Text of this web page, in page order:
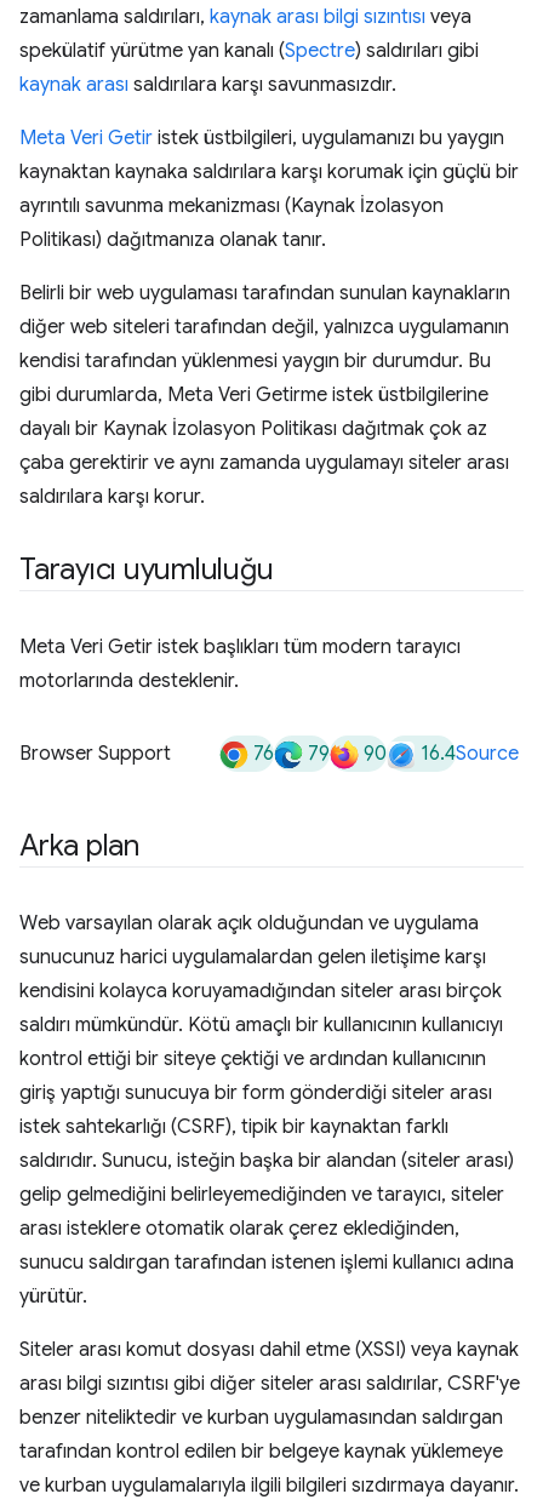
zamanlama saldırıları, kaynak arası bilgi sızıntısı veya
spekülatif yürütme yan kanalı (Spectre) saldırıları gibi
kaynak arası saldırılara karşı savunmasızdır.
Meta Veri Getir istek üstbilgileri, uygulamanızı bu yaygın
kaynaktan kaynaka saldırılara karşı korumak için güçlü bir
ayrıntılı savunma mekanizması (Kaynak İzolasyon
Politikası) dağıtmanıza olanak tanır.
Belirli bir web uygulaması tarafından sunulan kaynakların
diğer web siteleri tarafından değil, yalnızca uygulamanın
kendisi tarafından yüklenmesi yaygın bir durumdur. Bu
gibi durumlarda, Meta Veri Getirme istek üstbilgilerine
dayalı bir Kaynak İzolasyon Politikası dağıtmak çok az
çaba gerektirir ve aynı zamanda uygulamayı siteler arası
saldırılara karşı korur.
Tarayıcı uyumluluğu
Meta Veri Getir istek başlıkları tüm modern tarayıcı
motorlarında desteklenir.
Browser Support 76 79 90 16.4Source
Arka plan
Web varsayılan olarak açık olduğundan ve uygulama
sunucunuz harici uygulamalardan gelen iletişime karşı
kendisini kolayca koruyamadığından siteler arası birçok
saldırı mümkündür. Kötü amaçlı bir kullanıcının kullanıcıyı
kontrol ettiği bir siteye çektiği ve ardından kullanıcının
giriş yaptığı sunucuya bir form gönderdiği siteler arası
istek sahtekarlığı (CSRF), tipik bir kaynaktan farklı
saldırıdır. Sunucu, isteğin başka bir alandan (siteler arası)
gelip gelmediğini belirleyemediğinden ve tarayıcı, siteler
arası isteklere otomatik olarak çerez eklediğinden,
sunucu saldırgan tarafından istenen işlemi kullanıcı adına
yürütür.
Siteler arası komut dosyası dahil etme (XSSI) veya kaynak
arası bilgi sızıntısı gibi diğer siteler arası saldırılar, CSRF'ye
benzer niteliktedir ve kurban uygulamasından saldırgan
tarafından kontrol edilen bir belgeye kaynak yüklemeye
ve kurban uygulamalarıyla ilgili bilgileri sızdırmaya dayanır.